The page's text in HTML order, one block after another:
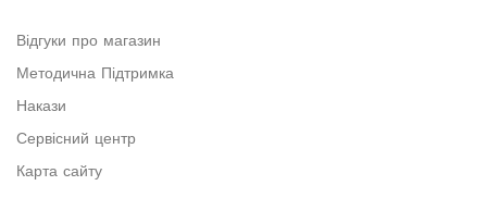
Відгуки про магазин
Методична Підтримка
Накази
Сервісний центр
Карта сайту